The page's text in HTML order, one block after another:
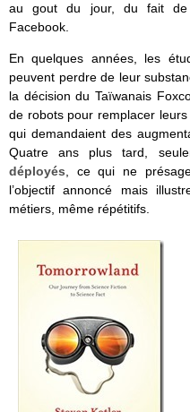
au gout du jour, du fait de
Facebook.
En quelques années, les
peuvent perdre de leur
la décision du Taïwanais
de robots pour remplacer
qui demandaient des
Quatre ans plus tard,
déployés, ce qui ne
l’objectif annoncé mais
métiers, même répétitifs.